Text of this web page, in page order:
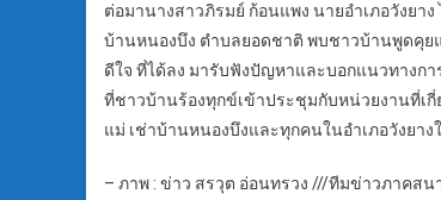
ต่อมานางสาวภิรมย์ ก้อนแพง นายอำเภอวังยา
บ้านหนองบึง ตำบลยอดชาติ พบชาวบ้านพูดคุย
ดีใจ ที่ได้ลง มารับฟังปัญหาและบอกแนวทาง
ที่ชาวบ้านร้องทุกข์เข้าประชุมกับหน่วยงานที่เ
แม่ เช่าบ้านหนองบึงและทุกคนในอำเภอวังยา
– ภาพ : ข่าว สรวุต อ่อนทรวง ///ทีมข่าวภาคสน